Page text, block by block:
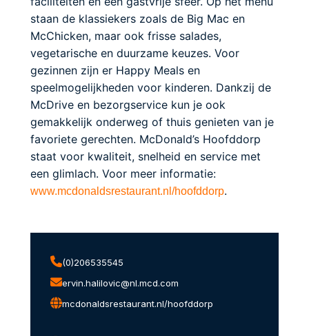
staan de klassiekers zoals de Big Mac en
McChicken, maar ook frisse salades,
vegetarische en duurzame keuzes. Voor
gezinnen zijn er Happy Meals en
speelmogelijkheden voor kinderen. Dankzij de
McDrive en bezorgservice kun je ook
gemakkelijk onderweg of thuis genieten van je
favoriete gerechten. McDonald’s Hoofddorp
staat voor kwaliteit, snelheid en service met
een glimlach. Voor meer informatie:
www.mcdonaldsrestaurant.nl/hoofddorp.
(0)206535545
ervin.halilovic@nl.mcd.com
mcdonaldsrestaurant.nl/hoofddorp